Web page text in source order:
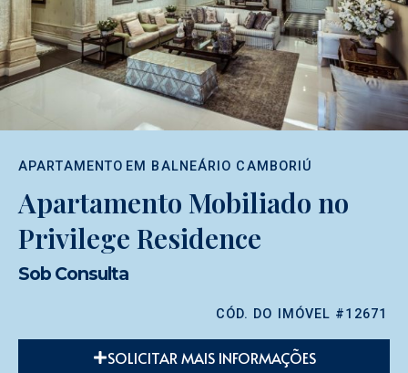
APARTAMENTO EM BALNEÁRIO CAMBORIÚ
Apartamento Mobiliado no
Privilege Residence
Sob Consulta
CÓD. DO IMÓVEL #12671
SOLICITAR MAIS INFORMAÇÕES